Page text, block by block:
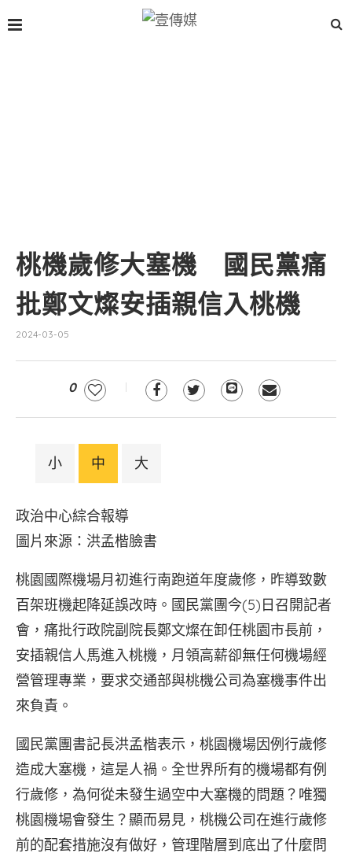
桃機歲修大塞機 國民黨痛
批鄭文燦安插親信入桃機
2024-03-05
0
小 中 大
政治中心綜合報導
圖片來源：洪孟楷臉書
桃園國際機場月初進行南跑道年度歲修，昨導致數
百架班機起降延誤改時。國民黨團今(5)日召開記者
會，痛批行政院副院長鄭文燦在卸任桃園市長前，
安插親信人馬進入桃機，月領高薪卻無任何機場經
營管理專業，要求交通部與桃機公司為塞機事件出
來負責。
國民黨團書記長洪孟楷表示，桃園機場因例行歲修
造成大塞機，這是人禍。全世界所有的機場都有例
行歲修，為何從未發生過空中大塞機的問題？唯獨
桃園機場會發生？顯而易見，桃機公司在進行歲修
前的配套措施沒有做好，管理階層到底出了什麼問